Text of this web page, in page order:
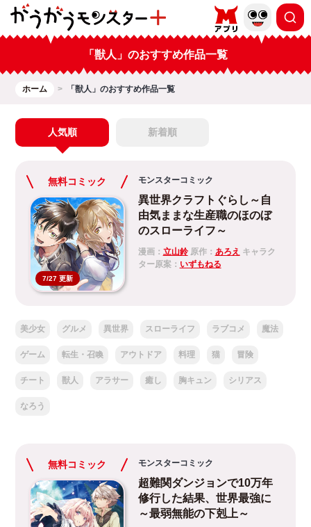
「獣人」のおすすめ作品一覧
ホーム 「獣人」のおすすめ作品一覧
人気順 新着順
無料コミック
7/27 更新
モンスターコミック
異世界クラフトぐらし～自
由気ままな生産職のほのぼ
のスローライフ～
漫画： 立山鈴原作： あろえ キャラク
ター原案： いずもねる
美少女 グルメ 異世界 スローライフ ラブコメ 魔法
ゲーム 転生・召喚 アウトドア 料理 猫 冒険
チート 獣人 アラサー 癒し 胸キュン シリアス
なろう
無料コミック モンスターコミック
超難関ダンジョンで10万年
修行した結果、世界最強に
～最弱無能の下剋上～